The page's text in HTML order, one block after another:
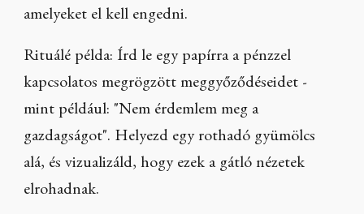
amelyeket el kell engedni.
Rituálé példa: Írd le egy papírra a pénzzel
kapcsolatos megrögzött meggyőződéseidet -
mint például: "Nem érdemlem meg a
gazdagságot". Helyezd egy rothadó gyümölcs
alá, és vizualizáld, hogy ezek a gátló nézetek
elrohadnak.